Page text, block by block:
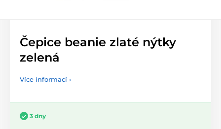
Čepice beanie zlaté nýtky
zelená
Více informací ›
3 dny